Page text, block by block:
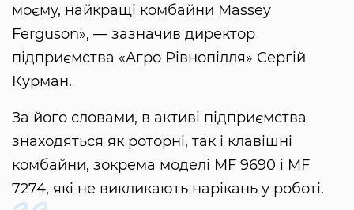
моєму, найкращі комбайни Massey
Ferguson», — зазначив директор
підприємства «Агро Рівнопілля» Сергій
Курман.
За його словами, в активі підприємства
знаходяться як роторні, так і клавішні
комбайни, зокрема моделі MF 9690 і MF
7274, які не викликають нарікань у роботі.